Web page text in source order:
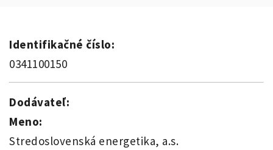
Identifikačné číslo:
0341100150
Dodávateľ:
Meno:
Stredoslovenská energetika, a.s.